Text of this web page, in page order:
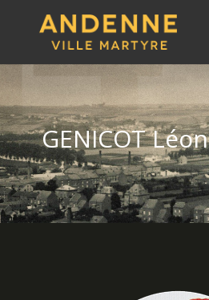
GENICOT Léon